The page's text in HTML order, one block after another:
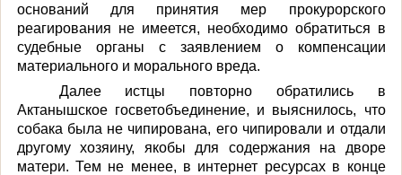
оснований для принятия мер прокурорского
реагирования не имеется, необходимо обратиться в
судебные органы с заявлением о компенсации
материального и морального вреда.
Далее истцы повторно обратились в
Актанышское госветобъединение, и выяснилось, что
собака была не чипирована, его чипировали и отдали
другому хозяину, якобы для содержания на дворе
матери. Тем не менее, в интернет ресурсах в конце